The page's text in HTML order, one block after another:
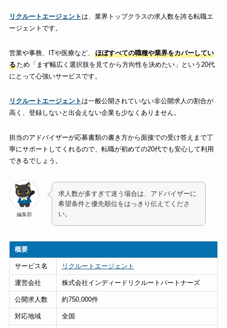
リクルートエージェント は、業界トップクラスの求人数を誇る転職エ
ージェントです。
営業や事務、ITや医療など、
ほぼすべての職種や業界をカバーしてい
るため「まず幅広く選択肢を見てから方向性を決めたい」という20代
にとって心強いサービスです。
リクルートエージェント は一般公開されていない非公開求人の割合が
高く、登録しないと出会えない企業も少なくありません。
担当のアドバイザーが応募書類の書き方から面接での受け答えまで丁
寧にサポートしてくれるので、転職が初めての20代でも安心して利用
できるでしょう。
編集部
求人数が多すぎて迷う場合は、アドバイザーに
希望条件と優先順位をはっきり伝えてくださ
い。
概要
サービス名 リクルートエージェント
運営会社 株式会社インディードリクルートパートナーズ
公開求人数 約750,000件
対応地域 全国